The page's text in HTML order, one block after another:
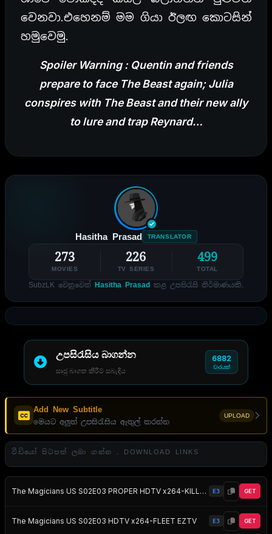
වෙනවා.එහෙනම් මම ගියා ඊලඟ කොටසින්
හමුවෙමු.
Spoiler Warning : Quentin and friends
prepare to face The Beast again; Julia
conspires with The Beast and their new ally
to lure and trap Reynard…
Hasitha Prasad TRANSLATOR
273
MOVIES
226
TV SERIES
499
TOTAL
SubzLK වෙනුවෙන් Hasitha Prasad කළ උපසිරැසි නිර්මාණයකි.
උපසිරැසිය බාගන්න
සෘජු බාගත කිරීම් සබැඳිය
6882
වාරයක්
Add New Subtitle
මෙයට අලුත් උපසිරැසිය ඇතුල් කරන්න
UPLOAD
වීඩියෝ පිටපත් ලබා ගන්න . DOWNLOAD LINKS
The Magicians US S02E03 PROPER HDTV x264-KILLERS EZTV E3 GET
The Magicians US S02E03 HDTV x264-FLEET EZTV E3 GET